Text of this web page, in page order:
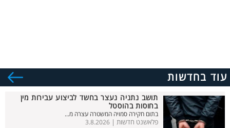
עוד בחדשות
תושב נתניה נעצר בחשד לביצוע עבירות מין
בחוסות בהוסטל
בתום חקירה סמויה המשטרה עצרה מ...
פלאשנט חדשות | 3.8.2026